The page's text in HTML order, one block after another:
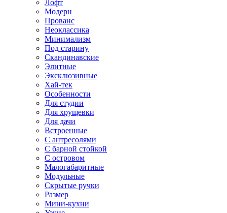
Лофт
Модерн
Прованс
Неоклассика
Минимализм
Под старину
Скандинавские
Элитные
Эксклюзивные
Хай-тек
Особенности
Для студии
Для хрущевки
Для дачи
Встроенные
С антресолями
С барной стойкой
С островом
Малогабаритные
Модульные
Скрытые ручки
Размер
Мини-кухни